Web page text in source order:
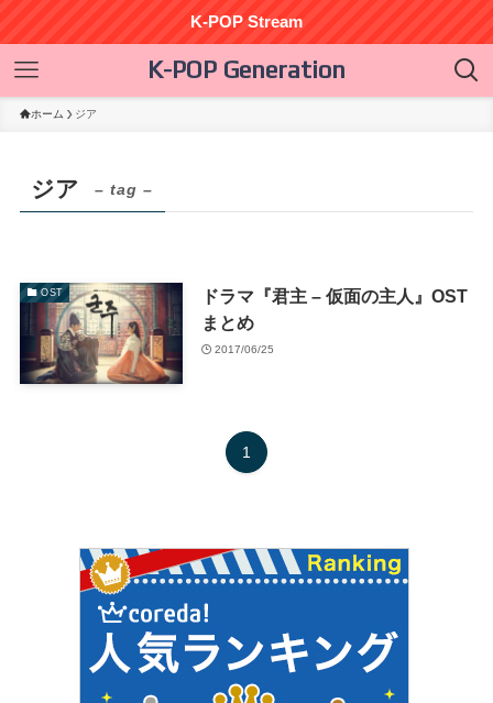
K-POP Stream
K-POP Generation
ホーム ジア
ジア – tag –
OST
ドラマ『君主 – 仮面の主人』OST
まとめ
2017/06/25
1